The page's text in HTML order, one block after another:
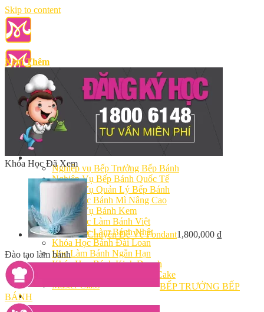
Skip to content
Giới Thiệu
Giảng Viên
Cơ Sở Vật Chất
Học Làm Bánh
Nghiệp vụ Bếp Trưởng Bếp Bánh
Nghiệp Vụ Bếp Bánh Quốc Tế
Nghiệp Vụ Quản Lý Bếp Bánh
Khóa Học Bánh Mì Nâng Cao
Nghiệp Vụ Bánh Kem
Khóa Học Làm Bánh Việt
Khóa Học Làm Bánh Nhật
Khóa Học Bánh Đài Loan
Học Làm Bánh Ngắn Hạn
Khóa Học Bánh Kinh Doanh
Khóa Học Handmade Mini Cake
Master Class
Chuyên Đề
Khai Giảng
Xem Thêm
Khóa Học Đã Xem
Chuyên Đề Vẽ Fondant1,800,000 ₫
Đào tạo làm bánh
BẾP TRƯỞNG BẾP
BÁNH